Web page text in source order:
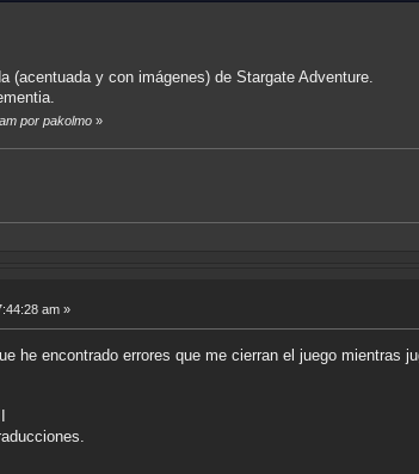
(acentuada y con imágenes) de Stargate Adventure.
por pakolmo »
am »
he encontrado errores que me cierran el juego mientras